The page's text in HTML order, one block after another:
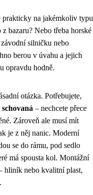
prakticky na jakémkoliv typu
bazaru? Nebo třeba horské
silničku nebo
berou v úvahu a jejich
opravdu hodně.
otázka. Potřebujete,
– nechcete přece
Zároveň ale musí mít
je z něj nanic. Moderní
se do rámu, pod sedlo
má spousta kol. Montážní
hliník nebo kvalitní plast,